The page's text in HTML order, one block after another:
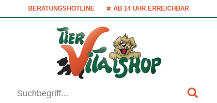
BERATUNGSHOTLINE AB 14 UHR ERREICHBAR